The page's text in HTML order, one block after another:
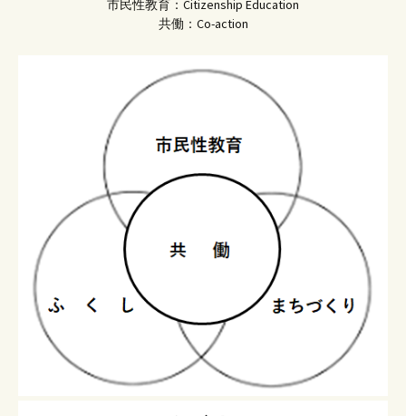
市民性教育：Citizenship Education
共働：Co-action